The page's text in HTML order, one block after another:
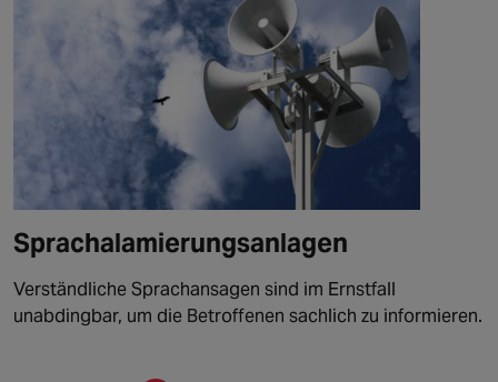
Sprachalamierungsanlagen
Verständliche Sprachansagen sind im Ernstfall
unabdingbar, um die Betroffenen sachlich zu informieren.